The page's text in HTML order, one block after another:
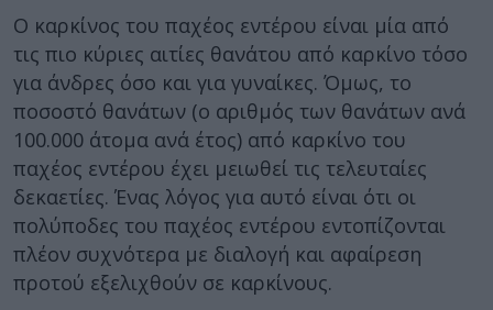
Ο καρκίνος του παχέος εντέρου είναι μία από
τις πιο κύριες αιτίες θανάτου από καρκίνο τόσο
για άνδρες όσο και για γυναίκες. Όμως, το
ποσοστό θανάτων (ο αριθμός των θανάτων ανά
100.000 άτομα ανά έτος) από καρκίνο του
παχέος εντέρου έχει μειωθεί τις τελευταίες
δεκαετίες. Ένας λόγος για αυτό είναι ότι οι
πολύποδες του παχέος εντέρου εντοπίζονται
πλέον συχνότερα με διαλογή και αφαίρεση
προτού εξελιχθούν σε καρκίνους.